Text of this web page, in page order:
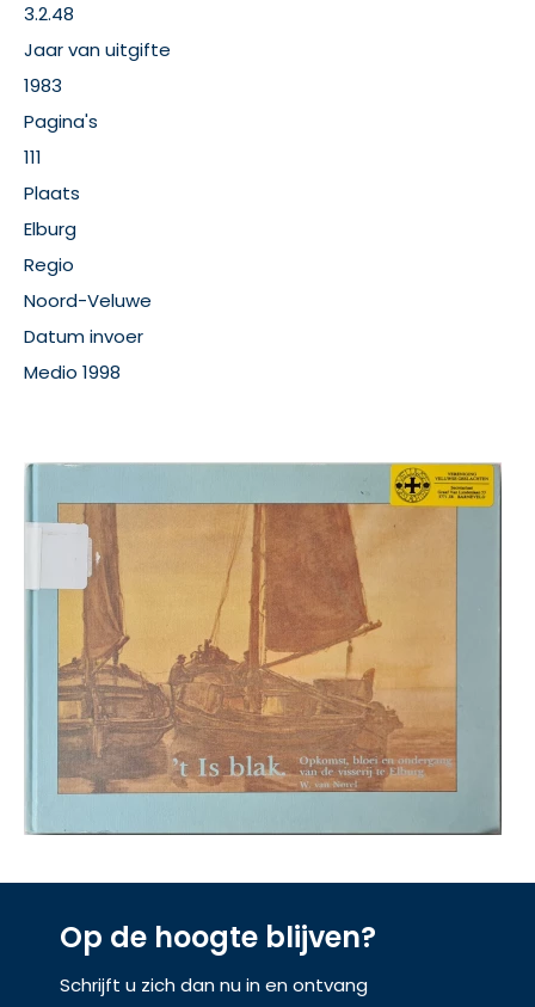
3.2.48
Jaar van uitgifte
1983
Pagina's
111
Plaats
Elburg
Regio
Noord-Veluwe
Datum invoer
Medio 1998
Op de hoogte blijven?
Schrijft u zich dan nu in en ontvang